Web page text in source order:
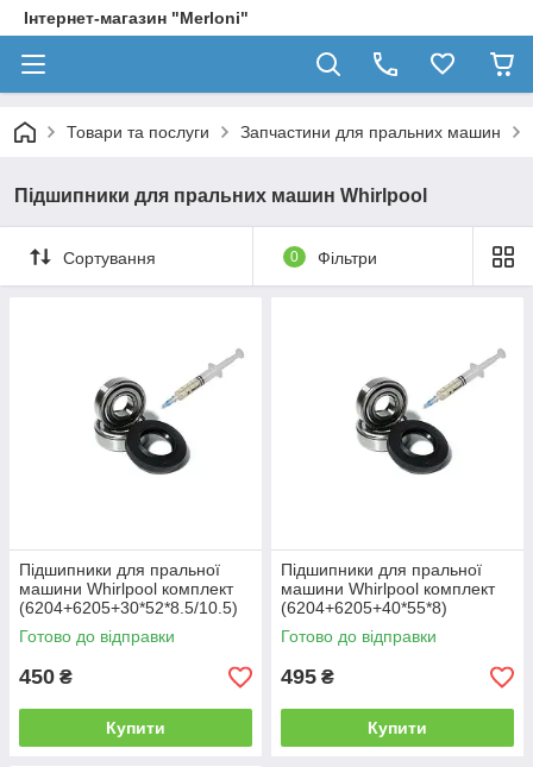
Інтернет-магазин "Merloni"
Товари та послуги Запчастини для пральних машин
Підшипники для пральних машин Whirlpool
Сортування 0 Фільтри
Підшипники для пральної
машини Whirlpool комплект
(6204+6205+30*52*8.5/10.5)
Готово до відправки
450 ₴
Купити
Підшипники для пральної
машини Whirlpool комплект
(6204+6205+40*55*8)
Готово до відправки
495 ₴
Купити